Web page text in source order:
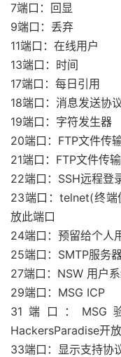
7端口：回显
9端口：丢弃
11端口：在线用户
13端口：时间
17端口：每日引用
18端口：消息发送协
19端口：字符发生器
20端口：FTP文件传
21端口：FTP文件传
22端口：SSH远程登
23端口：telnet(终
放此端口
24端口：预留给个人
25端口：SMTP服务
27端口：NSW 用户
29端口：MSG ICP
31端口：MSG
HackersParadise开
33端口：显示支持协